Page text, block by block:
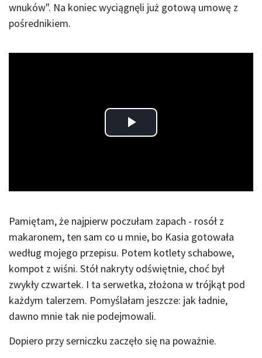
wnuków". Na koniec wyciągnęli już gotową umowę z
pośrednikiem.
Play
Pamiętam, że najpierw poczułam zapach - rosół z
makaronem, ten sam co u mnie, bo Kasia gotowała
według mojego przepisu. Potem kotlety schabowe,
kompot z wiśni. Stół nakryty odświętnie, choć był
zwykły czwartek. I ta serwetka, złożona w trójkąt pod
każdym talerzem. Pomyślałam jeszcze: jak ładnie,
dawno mnie tak nie podejmowali.
Dopiero przy serniczku zaczęło się na poważnie.